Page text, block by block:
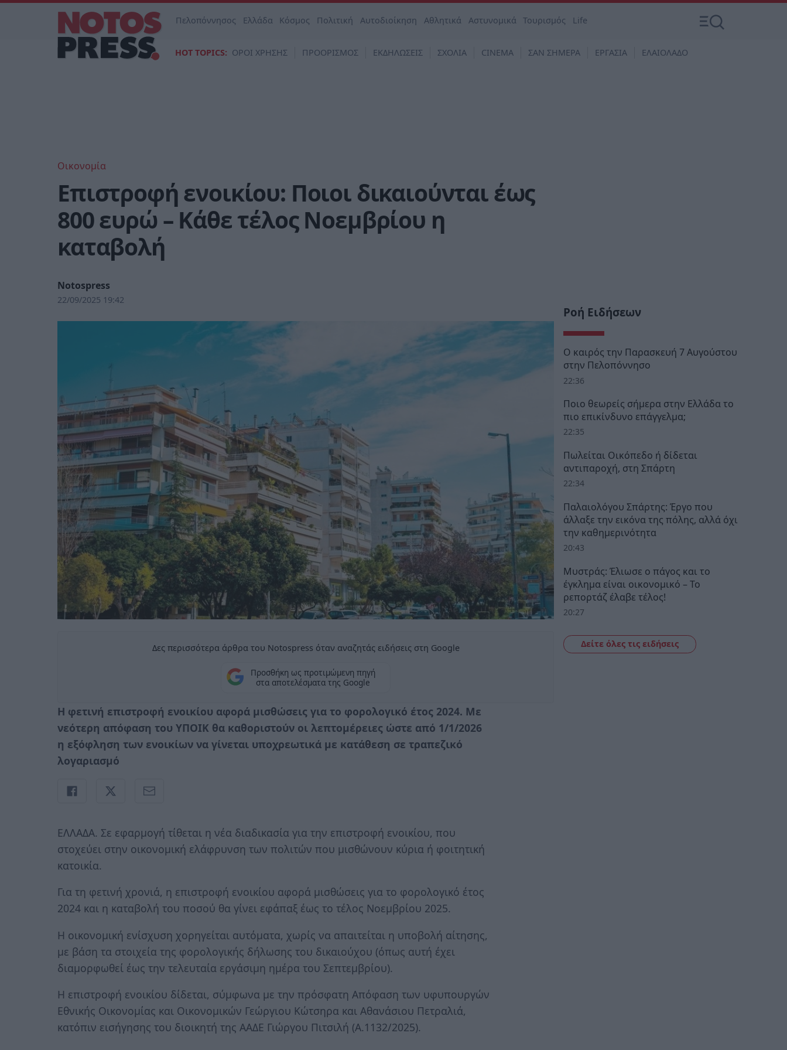
Πελοπόννησος Ελλάδα Κόσμος Πολιτική Αυτοδιοίκηση Αθλητικά Αστυνομικά Τουρισμός Life
HOT TOPICS: ΟΡΟΙ ΧΡΗΣΗΣ ΠΡΟΟΡΙΣΜΟΣ ΕΚΔΗΛΩΣΕΙΣ ΣΧΟΛΙΑ CINEMA ΣΑΝ ΣΗΜΕΡΑ ΕΡΓΑΣΙΑ ΕΛΑΙΟΛΑΔΟ
Οικονομία
Επιστροφή ενοικίου: Ποιοι δικαιούνται έως
800 ευρώ – Κάθε τέλος Νοεμβρίου η
καταβολή
Notospress
22/09/2025 19:42
Δες περισσότερα άρθρα του Notospress όταν αναζητάς ειδήσεις στη Google
Προσθήκη ως προτιμώμενη πηγή
στα αποτελέσματα της Google
Η φετινή επιστροφή ενοικίου αφορά μισθώσεις για το φορολογικό έτος 2024. Με
νεότερη απόφαση του ΥΠΟΙΚ θα καθοριστούν οι λεπτομέρειες ώστε από 1/1/2026
η εξόφληση των ενοικίων να γίνεται υποχρεωτικά με κατάθεση σε τραπεζικό
λογαριασμό
ΕΛΛΑΔΑ. Σε εφαρμογή τίθεται η νέα διαδικασία για την επιστροφή ενοικίου, που
στοχεύει στην οικονομική ελάφρυνση των πολιτών που μισθώνουν κύρια ή φοιτητική
κατοικία.
Για τη φετινή χρονιά, η επιστροφή ενοικίου αφορά μισθώσεις για το φορολογικό έτος
2024 και η καταβολή του ποσού θα γίνει εφάπαξ έως το τέλος Νοεμβρίου 2025.
Η οικονομική ενίσχυση χορηγείται αυτόματα, χωρίς να απαιτείται η υποβολή αίτησης,
με βάση τα στοιχεία της φορολογικής δήλωσης του δικαιούχου (όπως αυτή έχει
διαμορφωθεί έως την τελευταία εργάσιμη ημέρα του Σεπτεμβρίου).
Η επιστροφή ενοικίου δίδεται, σύμφωνα με την πρόσφατη Απόφαση των υφυπουργών
Εθνικής Οικονομίας και Οικονομικών Γεώργιου Κώτσηρα και Αθανάσιου Πετραλιά,
κατόπιν εισήγησης του διοικητή της ΑΑΔΕ Γιώργου Πιτσιλή (Α.1132/2025).
Ροή Ειδήσεων
Ο καιρός την Παρασκευή 7 Αυγούστου
στην Πελοπόννησο
22:36
Ποιο θεωρείς σήμερα στην Ελλάδα το
πιο επικίνδυνο επάγγελμα;
22:35
Πωλείται Οικόπεδο ή δίδεται
αντιπαροχή, στη Σπάρτη
22:34
Παλαιολόγου Σπάρτης: Έργο που
άλλαξε την εικόνα της πόλης, αλλά όχι
την καθημερινότητα
20:43
Μυστράς: Έλιωσε ο πάγος και το
έγκλημα είναι οικονομικό – Το
ρεπορτάζ έλαβε τέλος!
20:27
Δείτε όλες τις ειδήσεις